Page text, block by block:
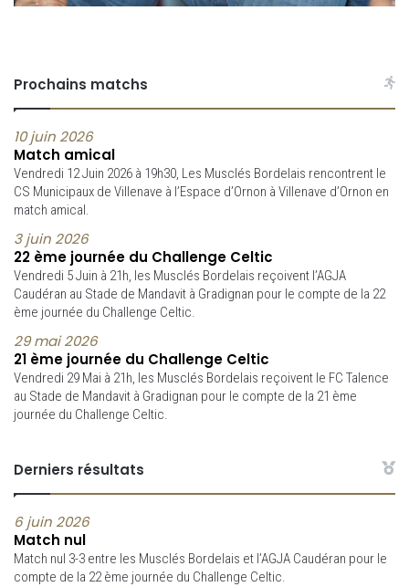
Prochains matchs
10 juin 2026
Match amical
Vendredi 12 Juin 2026 à 19h30, Les Musclés Bordelais rencontrent le
CS Municipaux de Villenave à l’Espace d’Ornon à Villenave d’Ornon en
match amical.
3 juin 2026
22 ème journée du Challenge Celtic
Vendredi 5 Juin à 21h, les Musclés Bordelais reçoivent l’AGJA
Caudéran au Stade de Mandavit à Gradignan pour le compte de la 22
ème journée du Challenge Celtic.
29 mai 2026
21 ème journée du Challenge Celtic
Vendredi 29 Mai à 21h, les Musclés Bordelais reçoivent le FC Talence
au Stade de Mandavit à Gradignan pour le compte de la 21 ème
journée du Challenge Celtic.
Derniers résultats
6 juin 2026
Match nul
Match nul 3-3 entre les Musclés Bordelais et l’AGJA Caudéran pour le
compte de la 22 ème journée du Challenge Celtic.